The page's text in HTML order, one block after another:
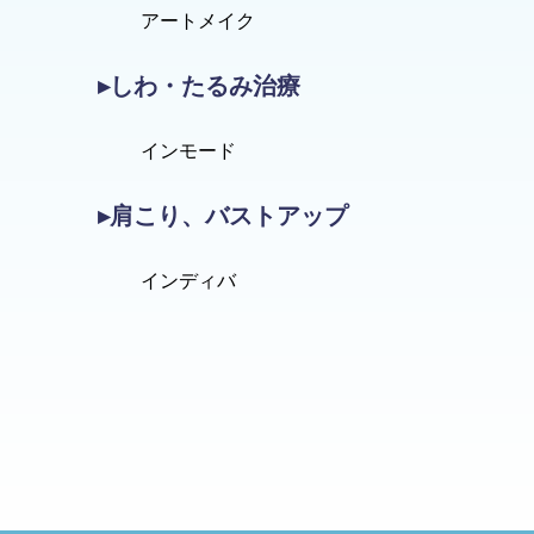
アートメイク
▸しわ・たるみ治療
インモード
▸肩こり、バストアップ
インディバ